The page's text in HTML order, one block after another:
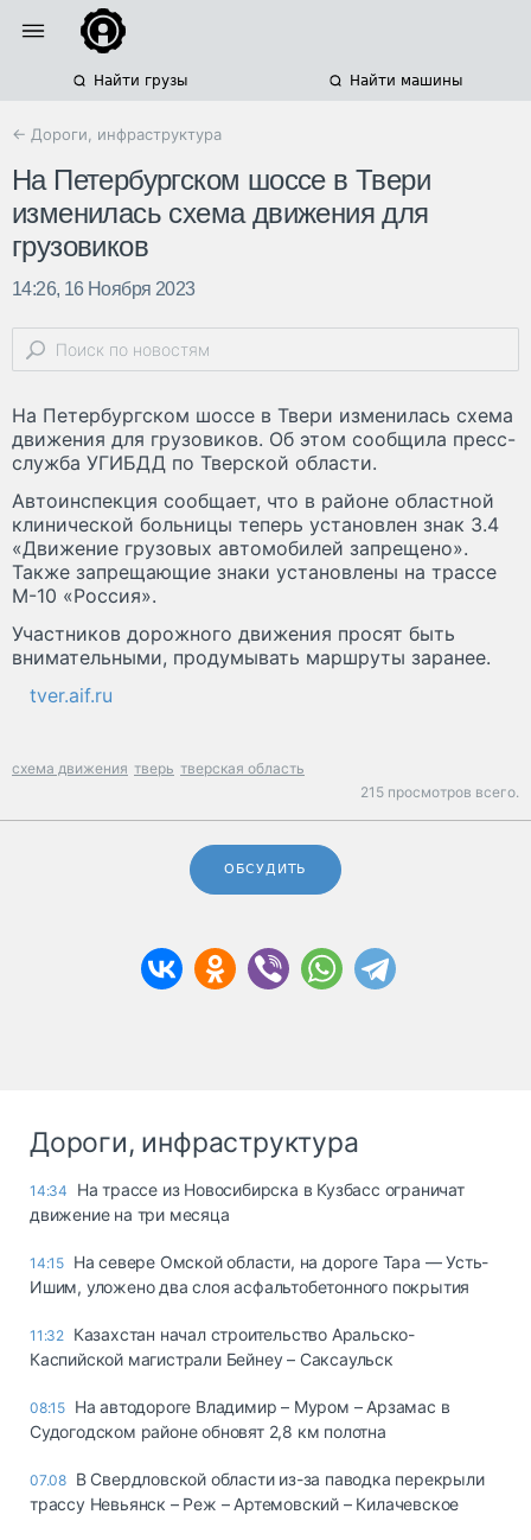
Найти грузы Найти машины
← Дороги, инфраструктура
На Петербургском шоссе в Твери
изменилась схема движения для
грузовиков
14:26, 16 Ноября 2023
На Петербургском шоссе в Твери изменилась схема
движения для грузовиков. Об этом сообщила пресс-
служба УГИБДД по Тверской области.
Автоинспекция сообщает, что в районе областной
клинической больницы теперь установлен знак 3.4
«Движение грузовых автомобилей запрещено».
Также запрещающие знаки установлены на трассе
М-10 «Россия».
Участников дорожного движения просят быть
внимательными, продумывать маршруты заранее.
tver.aif.ru
схема движения тверь тверская область
215 просмотров всего.
ОБСУДИТЬ
Дороги, инфраструктура
14:34
На трассе из Новосибирска в Кузбасс ограничат
движение на три месяца
14:15 На севере Омской области, на дороге Тара — Усть-
Ишим, уложено два слоя асфальтобетонного покрытия
11:32 Казахстан начал строительство Аральско-
Каспийской магистрали Бейнеу – Саксаульск
08:15 На автодороге Владимир – Муром – Арзамас в
Судогодском районе обновят 2,8 км полотна
07.08 В Свердловской области из-за паводка перекрыли
трассу Невьянск – Реж – Артемовский – Килачевское